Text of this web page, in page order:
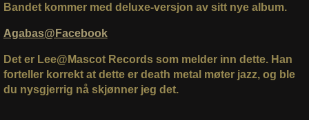
Bandet kommer med deluxe-versjon av sitt nye album.
Agabas@Facebook
Det er Lee@Mascot Records som melder inn dette. Han
forteller korrekt at dette er death metal møter jazz, og ble
du nysgjerrig nå skjønner jeg det.